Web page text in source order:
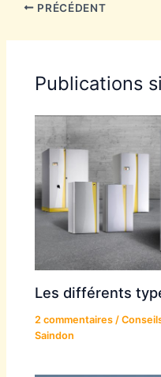
PRÉCÉDENT
Publications
Les différents
2 commentaires /
Saindon